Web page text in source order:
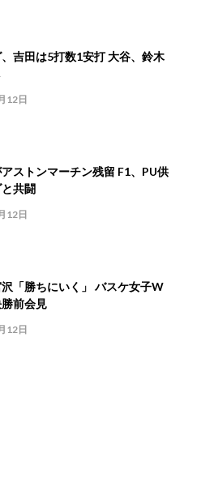
吉田は5打数1安打 大谷、鈴木
12日
ストンマーチン残留 F1、PU供
共闘
12日
「勝ちにいく」 バスケ女子W
前会見
12日